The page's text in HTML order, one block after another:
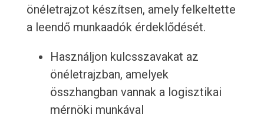
önéletrajzot készítsen, amely felkeltette
a leendő munkaadók érdeklődését.
Használjon kulcsszavakat az
önéletrajzban, amelyek
összhangban vannak a logisztikai
mérnöki munkával